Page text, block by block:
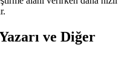
ve Diğer